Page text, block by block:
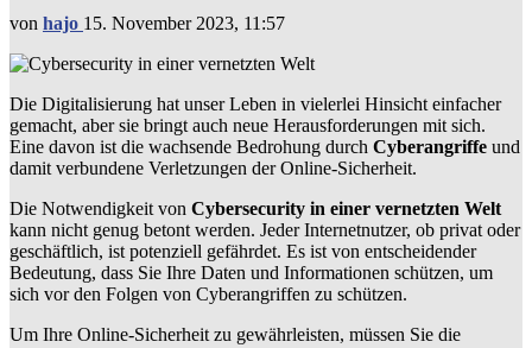
von hajo 15. November 2023, 11:57
Die Digitalisierung hat unser Leben in vielerlei Hinsicht einfacher
gemacht, aber sie bringt auch neue Herausforderungen mit sich.
Eine davon ist die wachsende Bedrohung durch Cyberangriffe und
damit verbundene Verletzungen der Online-Sicherheit.
Die Notwendigkeit von Cybersecurity in einer vernetzten Welt
kann nicht genug betont werden. Jeder Internetnutzer, ob privat oder
geschäftlich, ist potenziell gefährdet. Es ist von entscheidender
Bedeutung, dass Sie Ihre Daten und Informationen schützen, um
sich vor den Folgen von Cyberangriffen zu schützen.
Um Ihre Online-Sicherheit zu gewährleisten, müssen Sie die